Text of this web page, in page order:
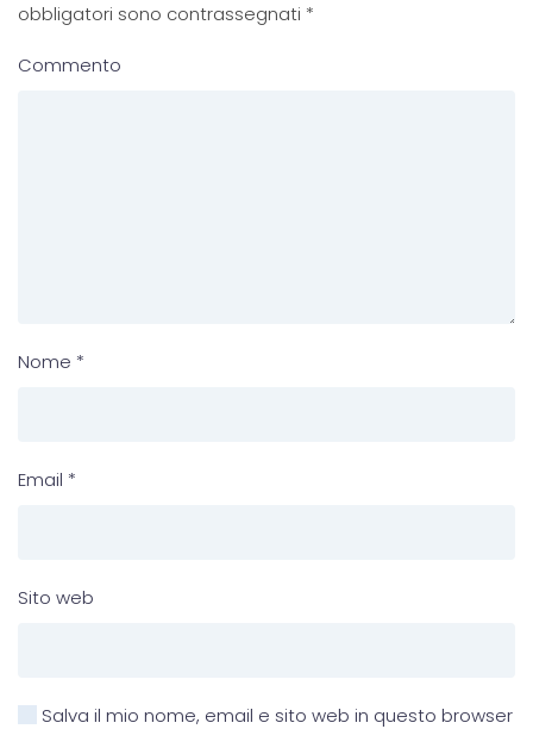
obbligatori sono contrassegnati *
Commento
Nome *
Email *
Sito web
Salva il mio nome, email e sito web in questo browser